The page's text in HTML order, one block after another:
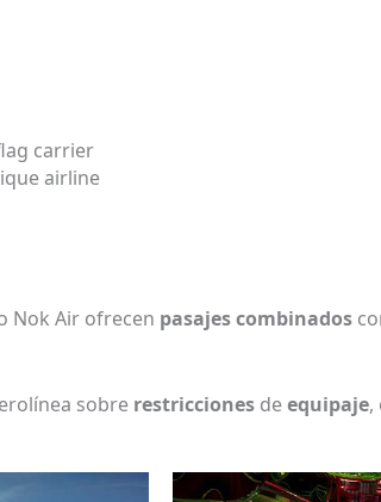
carrier
airline
Nok Air ofrecen pasajes combinados
sobre restriccionesdeequipaje,